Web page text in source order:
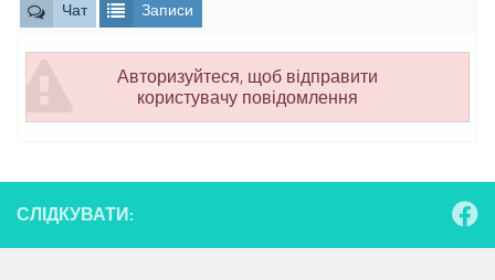
Чат Записи
Авторизуйтеся, щоб відправити
користувачу повідомлення
СЛІДКУВАТИ: